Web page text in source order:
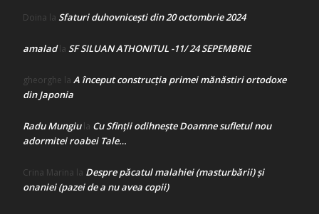
Doina la Sfaturi duhovnicești din 20 octombrie 2024
amaladla SF SILUAN ATHONITUL -11/ 24 SEPEMBRIE
gheorghe la A început construcţia primei mănăstiri ortodoxe
din Japonia
Radu Mungiula Cu Sfinții odihnește Doamne sufletul nou
adormitei roabei Tale…
Crina Marina la Despre păcatul malahiei (masturbării) şi
onaniei (pazei de a nu avea copii)